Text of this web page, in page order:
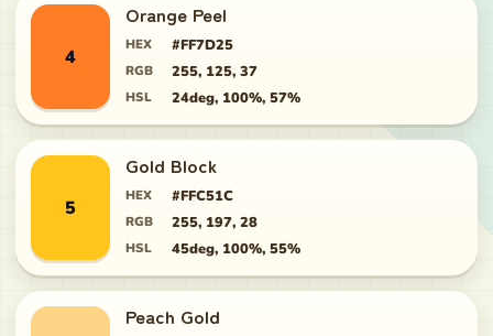
4
Orange Peel
HEX #FF7D25
RGB 255, 125, 37
HSL 24deg, 100%, 57%
5
Gold Block
HEX #FFC51C
RGB 255, 197, 28
HSL 45deg, 100%, 55%
Peach Gold